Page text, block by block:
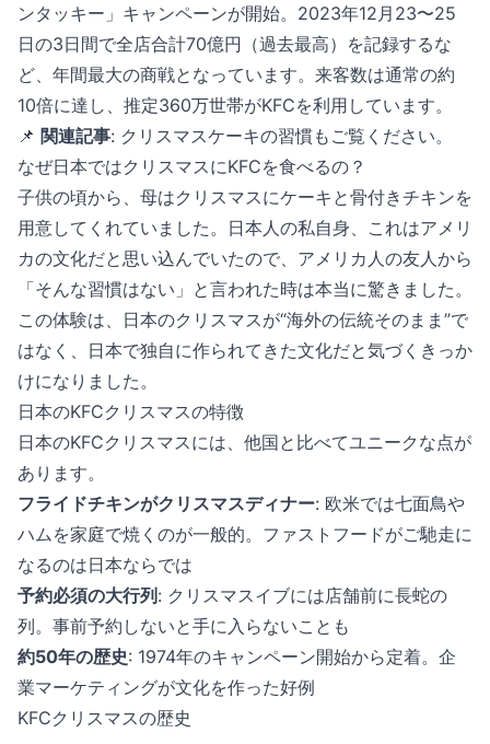
ンタッキー」キャンペーンが開始。2023年12月23〜25
日の3日間で全店合計70億円（過去最高）を記録するな
ど、年間最大の商戦となっています。来客数は通常の約
10倍に達し、推定360万世帯がKFCを利用しています。
📌 関連記事: クリスマスケーキの習慣もご覧ください。
なぜ日本ではクリスマスにKFCを食べるの？
子供の頃から、母はクリスマスにケーキと骨付きチキンを
用意してくれていました。日本人の私自身、これはアメリ
カの文化だと思い込んでいたので、アメリカ人の友人から
「そんな習慣はない」と言われた時は本当に驚きました。
この体験は、日本のクリスマスが“海外の伝統そのまま”で
はなく、日本で独自に作られてきた文化だと気づくきっか
けになりました。
日本のKFCクリスマスの特徴
日本のKFCクリスマスには、他国と比べてユニークな点が
あります。
フライドチキンがクリスマスディナー: 欧米では七面鳥や
ハムを家庭で焼くのが一般的。ファストフードがご馳走に
なるのは日本ならでは
予約必須の大行列 : クリスマスイブには店舗前に長蛇の
列。事前予約しないと手に入らないことも
約50年の歴史: 1974年のキャンペーン開始から定着。企
業マーケティングが文化を作った好例
KFCクリスマスの歴史